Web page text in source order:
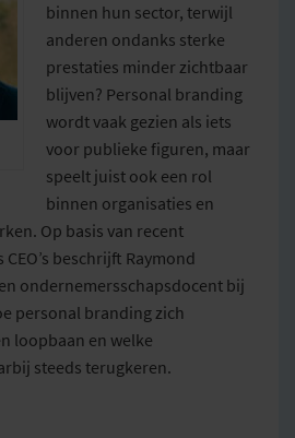
binnen hun sector, terwijl
anderen ondanks sterke
prestaties minder zichtbaar
blijven? Personal branding
wordt vaak gezien als iets
voor publieke figuren, maar
speelt juist ook een rol
binnen organisaties en
Op basis van recent
beschrijft Raymond
ondernemersschapsdocent bij
personal branding zich
loopbaan en welke
steeds terugkeren.